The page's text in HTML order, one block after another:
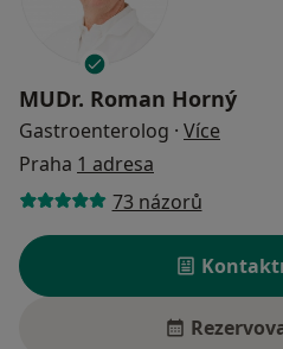
MUDr. Roman Horný
Gastroenterolog · Více
Praha 1 adresa
73 názorů